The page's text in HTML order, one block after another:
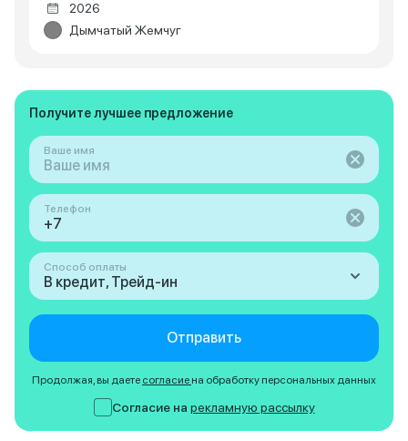
2026
Дымчатый Жемчуг
Получите лучшее предложение
Ваше имя
Телефон
Способ оплаты
В кредит, Трейд-ин
Отправить
Продолжая, вы даете согласие на обработку персональных данных
Согласие на рекламную рассылку